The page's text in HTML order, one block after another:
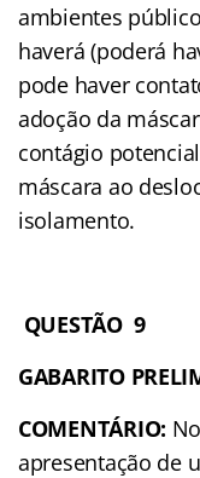
ambientes
haverá (poderá
pode haver
adoção da
contágio
máscara ao
isolamento.
QUESTÃO 9
GABARITO
COMENTÁRIO:
apresentação de